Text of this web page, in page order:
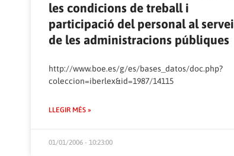
les condicions de treball i
participació del personal al servei
de les administracions públiques
http://www.boe.es/g/es/bases_datos/doc.php?
coleccion=iberlex&id=1987/14115
LLEGIR MÉS »
01/01/2006 - 10:23:00